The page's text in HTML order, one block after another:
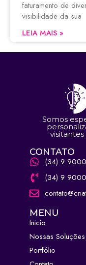
faturamento de
visibilidade da sua
LEIA MAIS »
Somos
CONTATO
(34) 9
(34) 9
MENU
Inicio
Nossas Soluções
Portfólio